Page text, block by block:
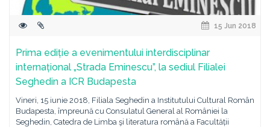
15 Jun 2018
Prima ediție a evenimentului interdisciplinar
internațional „Strada Eminescu”, la sediul Filialei
Seghedin a ICR Budapesta
Vineri, 15 iunie 2018, Filiala Seghedin a Institutului Cultural Român
Budapesta, împreună cu Consulatul General al României la
Seghedin, Catedra de Limba şi literatura română a Facultății